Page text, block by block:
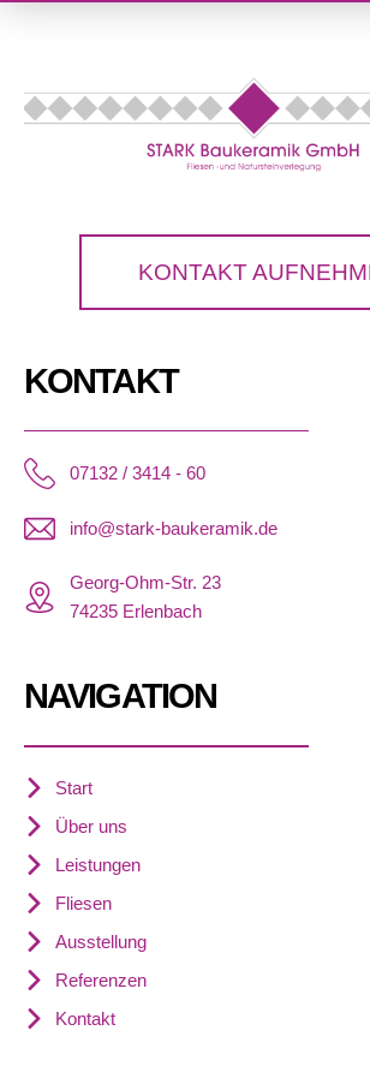
KONTAKT
KONTAKT
07132 / 3414 - 60
info@stark-baukeramik.de
Georg-Ohm-Str. 23
74235 Erlenbach
NAVIGATION
Start
Über uns
Leistungen
Fliesen
Ausstellung
Referenzen
Kontakt